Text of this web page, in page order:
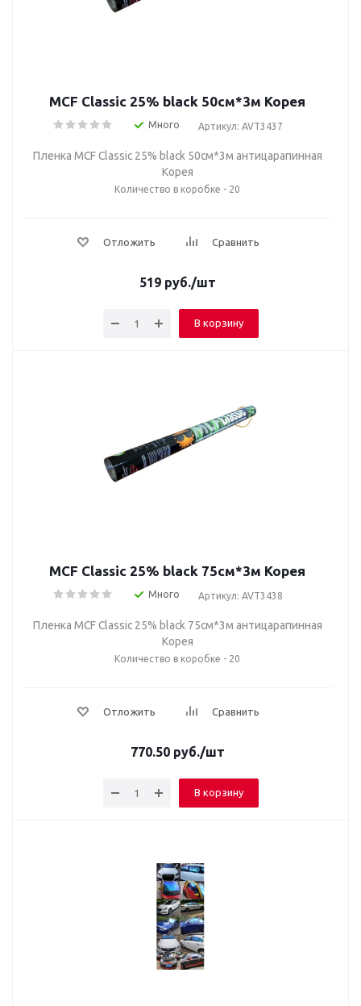
MCF Classic 25% black 50cм*3м Корея
Много Артикул: AVT3437
Пленка MCF Classic 25% black 50cм*3м антицарапинная
Корея
Количество в коробке - 20
Отложить Сравнить
519 руб./шт
В корзину
MCF Classic 25% black 75cм*3м Корея
Много Артикул: AVT3438
Пленка MCF Classic 25% black 75cм*3м антицарапинная
Корея
Количество в коробке - 20
Отложить Сравнить
770.50 руб./шт
В корзину